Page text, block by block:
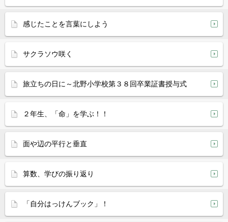
感じたことを言葉にしよう
サクラソウ咲く
旅立ちの日に～北野小学校第３８回卒業証書授与式
２年生、「命」を学ぶ！！
面や辺の平行と垂直
算数、学びの振り返り
「自分はっけんブック」！